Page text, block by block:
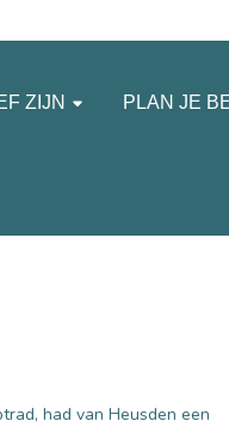
ZIJN PLAN JE
had van Heusden een